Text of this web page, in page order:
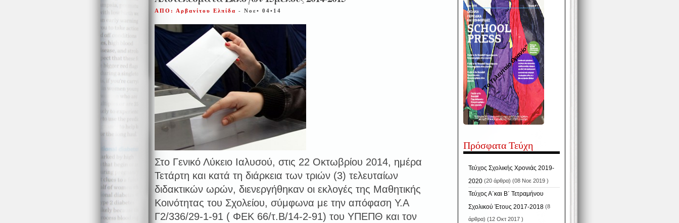
ΑΠΟ: Αρβανίτου Ελπίδα - Νοε• 04•14
Στο Γενικό Λύκειο Ιαλυσού, στις 22 Οκτωβρίου 2014, ημέρα
Τετάρτη και κατά τη διάρκεια των τριών (3) τελευταίων
διδακτικών ωρών, διενεργήθηκαν οι εκλογές της Μαθητικής
Κοινότητας του Σχολείου, σύμφωνα με την απόφαση Υ.Α
Γ2/336/29-1-91 ( ΦΕΚ 66/τ.Β/14-2-91) του ΥΠΕΠΘ και τον
"Το Τελευταίο Θρανίο"
Πρόσφατα Τεύχη
Τεύχος Σχολικής Χρονιάς 2019-
2020(20 άρθρα) (08 Νοε 2019 )
Τεύχος Α΄και Β΄ Τετραμήνου
Σχολικού Έτους 2017-2018(8
άρθρα) (12 Οκτ 2017 )